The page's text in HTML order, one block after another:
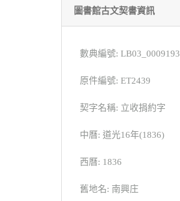
圖書館古文契書資訊
數典編號: LB03_0009193
原件編號: ET2439
契字名稱: 立收捐約字
中曆: 道光16年(1836)
西曆: 1836
舊地名: 南興庄